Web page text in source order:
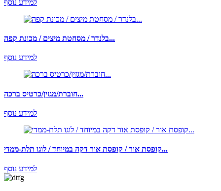
למידע נוסף
בלנדר / מסחטת מיצים / מכונת קפה...
למידע נוסף
חוברת/מגזין/כרטיס ברכה...
למידע נוסף
קופסת אור / קופסת אור דקה במיוחד / לוגו תלת-ממדי...
למידע נוסף